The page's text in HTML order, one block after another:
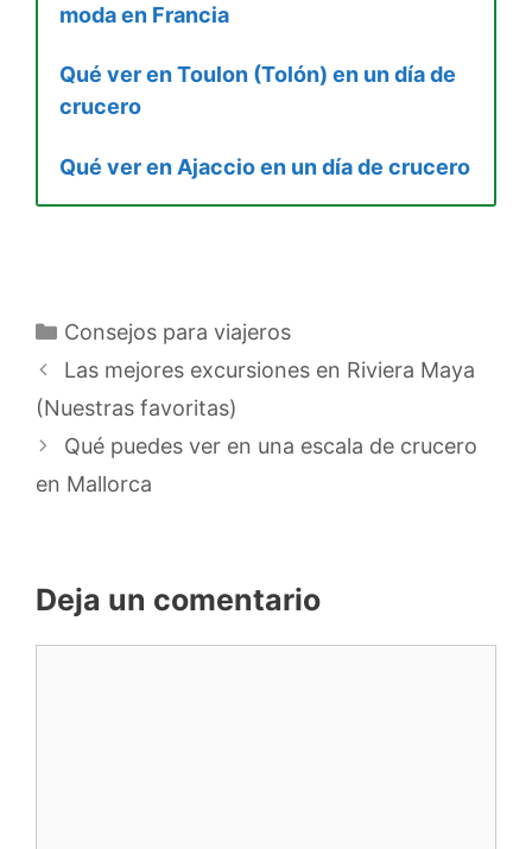
moda en Francia
Qué ver en Toulon (Tolón) en un día de
crucero
Qué ver en Ajaccio en un día de crucero
Categorías
Consejos para viajeros
Las mejores excursiones en Riviera Maya
(Nuestras favoritas)
Qué puedes ver en una escala de crucero
en Mallorca
Deja un comentario